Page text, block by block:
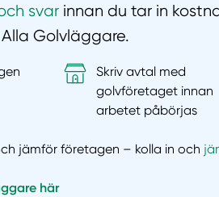
svar innan du tar in
Golvläggare.
Skriv avtal med
golvföretaget innan
arbetet påbörjas
jämför företagen – kolla in och
här